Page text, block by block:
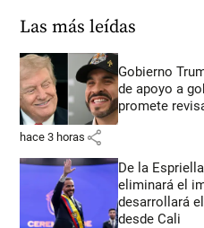
Las más leídas
Gobierno
de apoyo a
promete
hace 3 horas share
De la
eliminará el
desarrollará
desde Cali